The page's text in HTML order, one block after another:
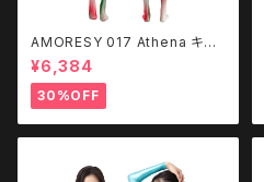
AMORESY 017 Athena キャ
ットスーツ - パターンデザイン
¥6,384
30%OFF